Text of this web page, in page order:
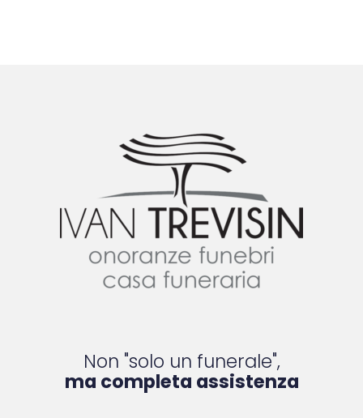
Non "solo un funerale",
ma completa assistenza